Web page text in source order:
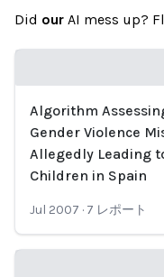
Did our AI mess up?
Loading...
Algorithm
Gender Violence
Allegedly Leading
Children in Spain
Jul 2007 · 7 レポート